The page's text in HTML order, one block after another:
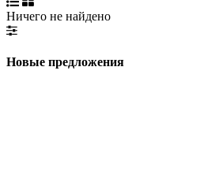
Ничего не найдено
Новые предложения